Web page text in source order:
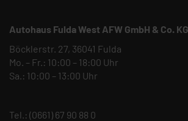
Autohaus Fulda West AFW GmbH & Co. KG
Böcklerstr. 27, 36041 Fulda
Mo. – Fr.: 10:00 – 18:00 Uhr
Sa.: 10:00 – 13:00 Uhr
Tel.: (0661) 67 90 88 0